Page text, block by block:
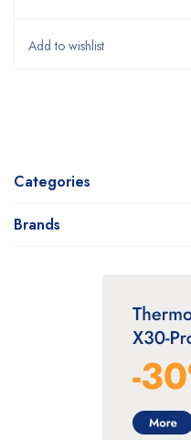
Categories
Brands